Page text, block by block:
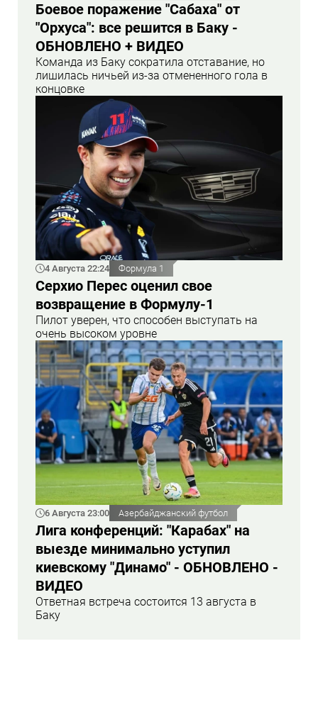
Боевое поражение "Сабаха" от
"Орхуса": все решится в Баку -
ОБНОВЛЕНО + ВИДЕО
Команда из Баку сократила отставание, но
лишилась ничьей из-за отмененного гола в
концовке
4 Августа 22:24 Формула 1
Серхио Перес оценил свое
возвращение в Формулу-1
Пилот уверен, что способен выступать на
очень высоком уровне
6 Августа 23:00 Азербайджанский футбол
Лига конференций: "Карабах" на
выезде минимально уступил
киевскому "Динамо" - ОБНОВЛЕНО -
ВИДЕО
Ответная встреча состоится 13 августа в
Баку